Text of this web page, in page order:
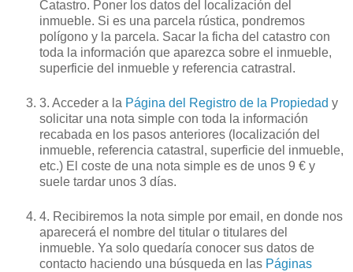
Catastro. Poner los datos del localización del
inmueble. Si es una parcela rústica, pondremos
polígono y la parcela. Sacar la ficha del catastro con
toda la información que aparezca sobre el inmueble,
superficie del inmueble y referencia catrastral .
3. Acceder a la Página del Registro de la Propiedad y
solicitar una nota simple con toda la información
recabada en los pasos anteriores (localización del
inmueble, referencia catastral, superficie del inmueble,
etc.) El coste de una nota simple es de unos 9 € y
suele tardar unos 3 días.
4. Recibiremos la nota simple por email , en donde nos
aparecerá el nombre del titular o titulares del
inmueble. Ya solo quedaría conocer sus datos de
contacto haciendo una búsqueda en las Páginas